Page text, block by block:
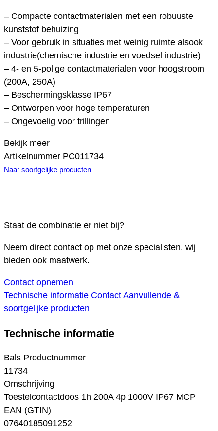
– Compacte contactmaterialen met een robuuste
kunststof behuizing
– Voor gebruik in situaties met weinig ruimte alsook
industrie(chemische industrie en voedsel industrie)
– 4- en 5-polige contactmaterialen voor hoogstroom
(200A, 250A)
– Beschermingsklasse IP67
– Ontworpen voor hoge temperaturen
– Ongevoelig voor trillingen
Bekijk meer
Artikelnummer PC011734
Naar soortgelijke producten
Staat de combinatie er niet bij?
Neem direct contact op met onze specialisten, wij
bieden ook maatwerk.
Contact opnemen
Technische informatie Contact Aanvullende &
soortgelijke producten
Technische informatie
Bals Productnummer
11734
Omschrijving
Toestelcontactdoos 1h 200A 4p 1000V IP67 MCP
EAN (GTIN)
07640185091252